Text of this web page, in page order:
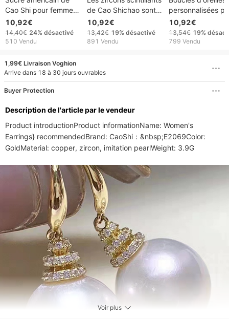
Cao Shi pour femmes
avec boucles d'oreilles
exquises en streaming
en direct, princesse de
style français
10,92€
14,40€ 24% désactivé
510 Vendu
de Cao Shichao sont
polyvalents, luxueux
et minimalistes. Ils sont
ornés de boucles
10,92€
13,42€ 19% désactivé
891 Vendu
personnalisées
hommes de Cao
Street Hip Hop
Handsome
10,92€
13,54€ 19%
799 Vendu
1,99€ Livraison Voghion
Arrive dans 18 à 30 jours ouvrables
Buyer Protection
Description de l'article par le vendeur
Product introductionProduct informationName: Women's
Earrings} recommendedBrand: CaoShi：&nbsp;E2069Color:
GoldMaterial: copper, zircon, imitation pearlWeight: 3.9G
Voir plus